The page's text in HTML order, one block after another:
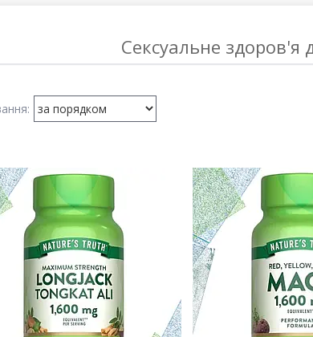
Сексуальне здоров'я